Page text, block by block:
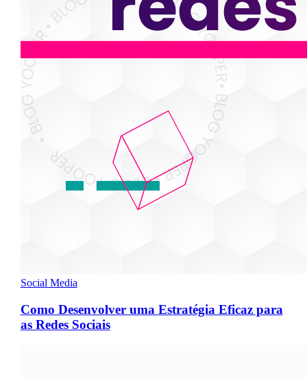
Social Media
Como Desenvolver uma Estratégia Eficaz para
as Redes Sociais